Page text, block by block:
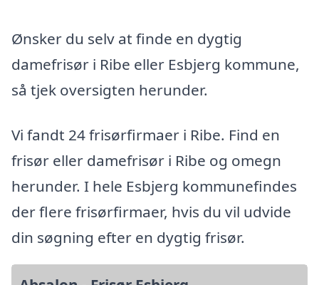
Ønsker du selv at finde en dygtig
damefrisør i Ribe eller Esbjerg kommune,
så tjek oversigten herunder.
Vi fandt 24 frisørfirmaer i Ribe. Find en
frisør eller damefrisør i Ribe og omegn
herunder. I hele Esbjerg kommunefindes
der flere frisørfirmaer, hvis du vil udvide
din søgning efter en dygtig frisør.